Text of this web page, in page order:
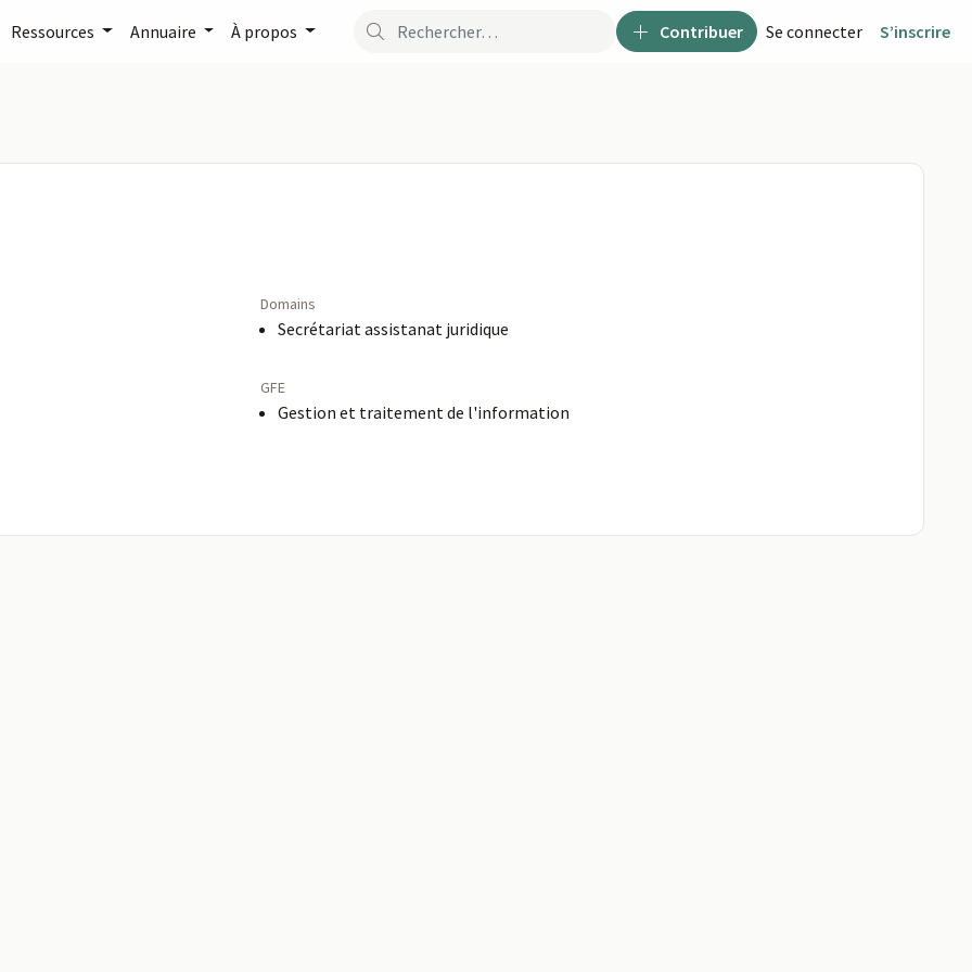
Contribuer Se connecter S’inscrire
Ressources Annuaire À propos
Domains
Secrétariat assistanat juridique
GFE
Gestion et traitement de l'information